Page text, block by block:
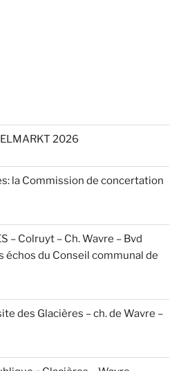
2026
la Commission de concertation
– Colruyt – Ch. Wavre – Bvd
échos du Conseil communal de
des Glacières – ch. de Wavre –